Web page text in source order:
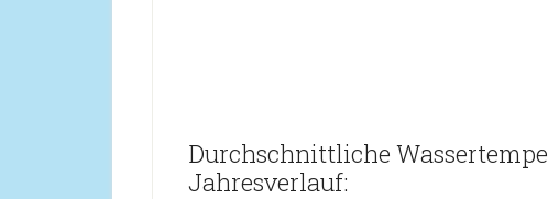
Durchschnittliche
Jahresverlauf: